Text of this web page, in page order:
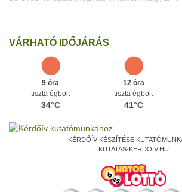
VÁRHATÓ IDŐJÁRÁS
9 óra
tiszta égbolt
34°C
12 óra
tiszta égbolt
41°C
KÉRDŐÍV KÉSZÍTÉSE
KUTATAS-KERDOIV.HU